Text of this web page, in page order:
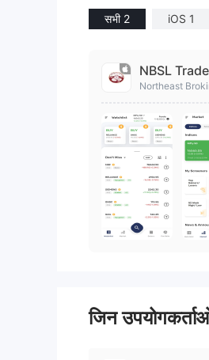
सभी 2 iOS 1
NBSL Trade
Northeast
जिन